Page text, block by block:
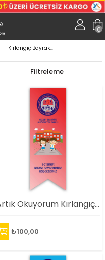
0
Kırlangıç Bayrak - Üçgen Bayrak
Filtreleme
Artık Okuyorum Kırlangıç 2
₺100,00